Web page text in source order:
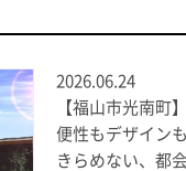
2026.06.24
【福山市光南町
便性もデザイン
きらめない、都